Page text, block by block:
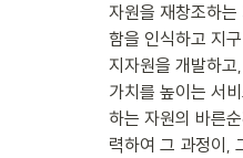
자원을 재창조하
함을 인식하고 지
지자원을 개발하
가치를 높이는 서
하는 자원의 바른
력하여 그 과정이,